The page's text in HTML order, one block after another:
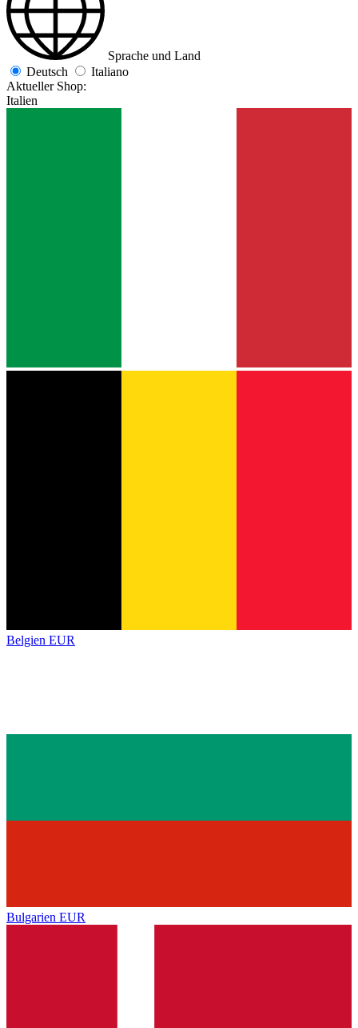
Sprache und Land
Deutsch
Italiano
Aktueller Shop:
Italien
Belgien EUR
Bulgarien EUR